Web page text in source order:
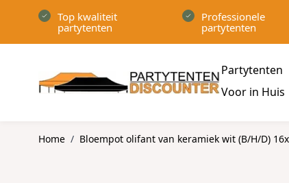
Top kwaliteit
partytenten
Professionele
partytenten
Partytenten
Voor in Huis
Home / Bloempot olifant van keramiek wit (B/H/D)